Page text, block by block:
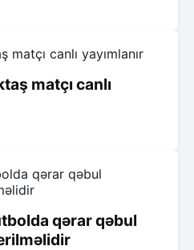
matçı canlı
qərar qəbul